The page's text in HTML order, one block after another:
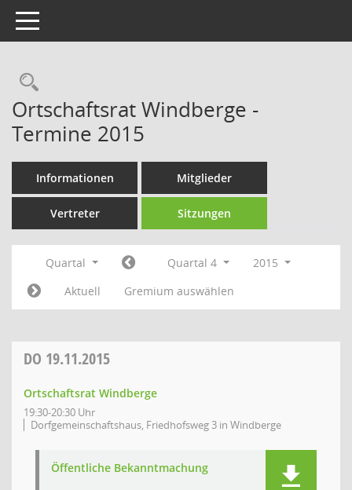
Toggle navigation
Rechercheauswahl
Ortschaftsrat Windberge -
Termine 2015
Informationen Mitglieder
Vertreter Sitzungen
Quartal Quartal 4
2015
Aktuell
Gremium auswählen
DO 19.11.2015
Ortschaftsrat Windberge
19:30-20:30 Uhr
Dorfgemeinschaftshaus, Friedhofsweg 3 in Windberge
Öffentliche Bekanntmachung